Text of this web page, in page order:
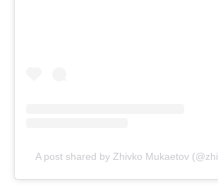
A post shared by Zhivko Mukaetov